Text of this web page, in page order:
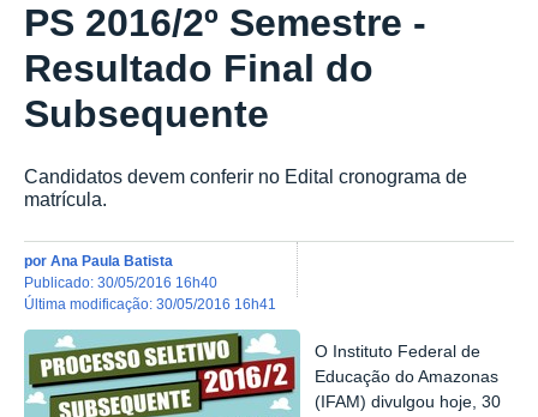
PS 2016/2º Semestre -
Resultado Final do
Subsequente
Candidatos devem conferir no Edital cronograma de
matrícula.
por Ana Paula Batista
publicado: 30/05/2016 16h40
última modificação: 30/05/2016 16h41
O Instituto Federal de
Educação do Amazonas
(IFAM) divulgou hoje, 30